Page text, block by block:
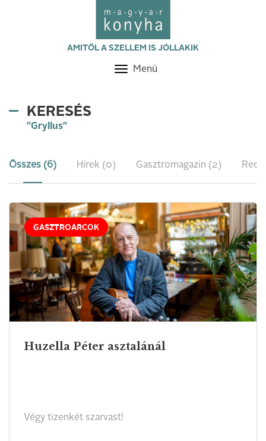
AMITŐL A SZELLEM IS JÓLLAKIK
Toggle
Menü
KERESÉS
"Gryllus"
Összes (6) Hírek (0) Gasztromagazin (2)
GASZTROARCOK
Huzella Péter asztalánál
Végy tizenkét szarvast!